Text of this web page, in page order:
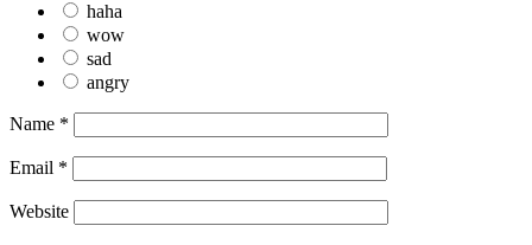
haha
wow
sad
angry
Name *
Email *
Website